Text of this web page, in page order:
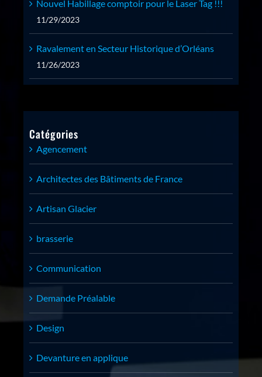
Nouvel Habillage comptoir pour le Laser Tag !!!
11/29/2023
Ravalement en Secteur Historique d’Orléans
11/26/2023
Catégories
Agencement
Architectes des Bâtiments de France
Artisan Glacier
brasserie
Communication
Demande Préalable
Design
Devanture en applique